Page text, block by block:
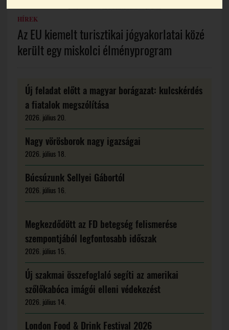
HÍREK
Az EU kiemelt turisztikai jógyakorlatai közé
került egy miskolci élményprogram
Új feladat előtt a magyar borágazat: kulcskérdés
a fiatalok megszólítása
2026. július 20.
Nagy vörösborok nagy igazságai
2026. július 18.
Búcsúzunk Sellyei Gábortól
2026. július 16.
Megkezdődött az FD betegség felismerése
szempontjából legfontosabb időszak
2026. július 15.
Új szakmai összefoglaló segíti az amerikai
szőlőkabóca imágói elleni védekezést
2026. július 14.
London Food & Drink Festival 2026